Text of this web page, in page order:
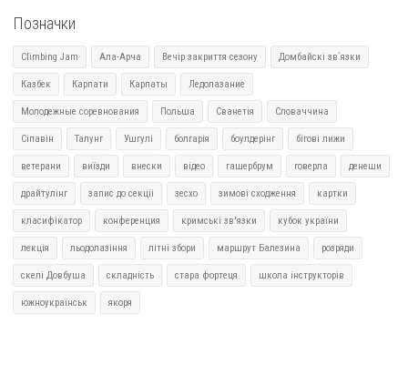
Позначки
Climbing Jam Ала-Арча Вечір закриття сезону Домбайскі зв`язки
Казбек Карпати Карпаты Ледолазание
Молодежные соревнования Польша Сванетія Словаччина
Сіпавін Талунг Ушгулі болгарія боулдерінг бігові лижи
ветерани виїзди внески відео гашербрум говерла денеши
драйтулінг запис до секціі зесхо зимові сходження картки
класифікатор конференция кримські зв'язки кубок україни
лекція льодолазіння літні збори маршрут Балезина розряди
скелі Довбуша складність стара фортеця школа інструкторів
южноукраїнськ якоря